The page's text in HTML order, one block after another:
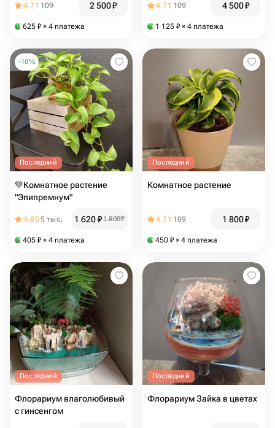
4.71 109 2 500₽
625 ₽ × 4 платежа
4.71 109 4 500₽
1 125 ₽ × 4 платежа
-10%
Последний
💚Комнатное растение
"Эпипремнум"
4.855 тыс. 1 620₽1 800₽
405 ₽ × 4 платежа
Последний
Комнатное растение
4.71 109 1 800₽
450 ₽ × 4 платежа
Последний
Флорариум влаголюбивый
с гинсенгом
Последний
Флорариум Зайка в цветах